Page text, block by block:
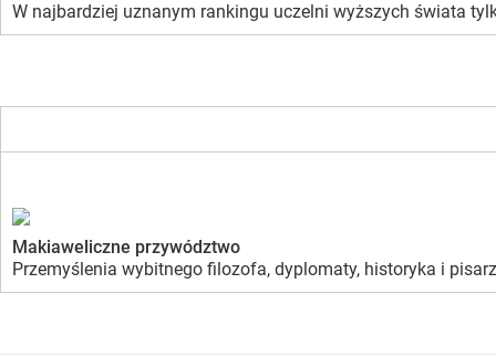
W najbardziej uznanym rankingu uczelni wyższych świata
Makiaweliczne przywództwo
Przemyślenia wybitnego filozofa, dyplomaty, historyka i